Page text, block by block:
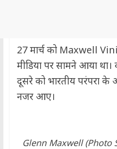
27 मार्च को Maxwell
मीडिया पर सामने आया था।
दूसरे को भारतीय परंपरा के
नजर आए।
Glenn Maxwell (Photo